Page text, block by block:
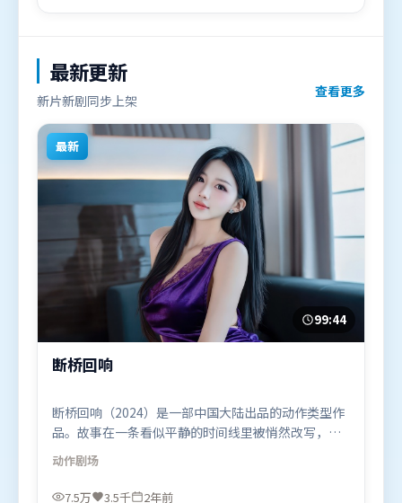
最新更新
新片新剧同步上架
查看更多
最新
99:44
断桥回响
断桥回响（2024）是一部中国大陆出品的动作类型作
品。故事在一条看似平静的时间线里被悄然改写，人
物被迫直面过去与现在的撕裂。叙事线索多线并进，
最终在关键节点收束。由宁浩执导，周迅、朱一龙、
刘亦菲，提莫西·查拉米、刘德华、胡歌等联袂出
动作剧场
7.5万 3.5千 2年前